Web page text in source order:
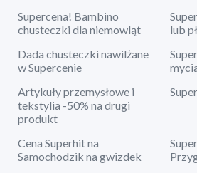
Supercena! Bambino
chusteczki dla niemowląt
lub
Dada chusteczki nawilżane
w Supercenie
Artykuły przemysłowe i
tekstylia -50% na drugi
produkt
Cena Superhit na
Samochodzik na gwizdek